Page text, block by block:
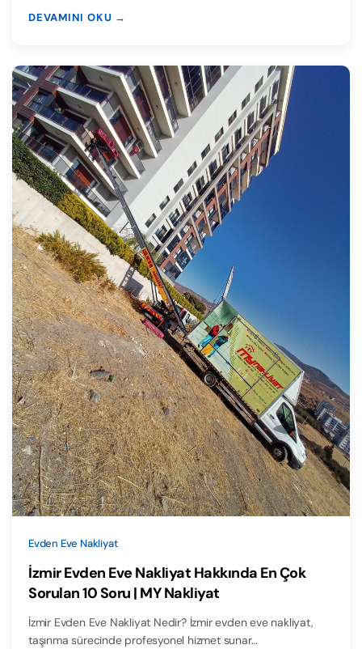
DEVAMINI OKU →
Evden Eve Nakliyat
İzmir Evden Eve Nakliyat Hakkında En Çok
Sorulan 10 Soru | MY Nakliyat
İzmir Evden Eve Nakliyat Nedir? İzmir evden eve nakliyat,
taşınma sürecinde profesyonel hizmet sunar…